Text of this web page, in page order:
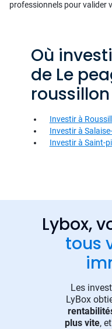
professionnels pour valider
Où
de Le
roussillon
Investir à
Investir à
Investir à Saint-
Lybox,
tous
Les
LyBox
plus vite,